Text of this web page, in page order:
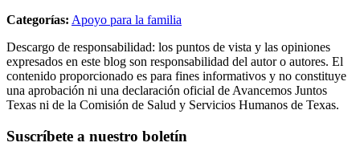
Categorías: Apoyo para la familia
Descargo de responsabilidad: los puntos de vista y las opiniones
expresados en este blog son responsabilidad del autor o autores. El
contenido proporcionado es para fines informativos y no constituye
una aprobación ni una declaración oficial de Avancemos Juntos
Texas ni de la Comisión de Salud y Servicios Humanos de Texas.
Suscríbete a nuestro boletín